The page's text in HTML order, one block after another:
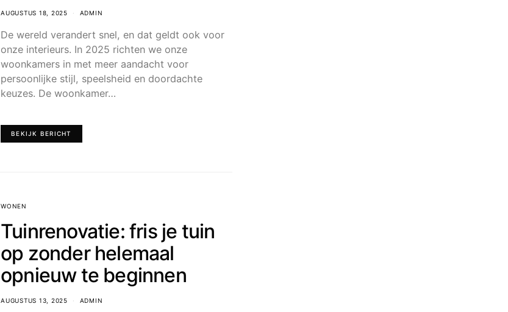
AUGUSTUS 18, 2025 ADMIN
De wereld verandert snel, en dat geldt ook voor
onze interieurs. In 2025 richten we onze
woonkamers in met meer aandacht voor
persoonlijke stijl, speelsheid en doordachte
keuzes. De woonkamer…
BEKIJK BERICHT
WONEN
Tuinrenovatie: fris je tuin
op zonder helemaal
opnieuw te beginnen
AUGUSTUS 13, 2025 ADMIN